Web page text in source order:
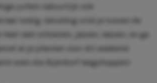
jurken natuurlijk ook
nodig. Gelukkig vind je tussen de
heel veel schoenen, jassen, tassen, en ga
al je plannen voor dit weekend
even die Bijenkorf leegshoppen!